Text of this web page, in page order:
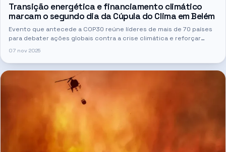
Transição energética e financiamento climático
marcam o segundo dia da Cúpula do Clima em Belém
Evento que antecede a COP30 reúne líderes de mais de 70 países
para debater ações globais contra a crise climática e reforçar
compromissos do Acordo de Paris.
07 nov 2025